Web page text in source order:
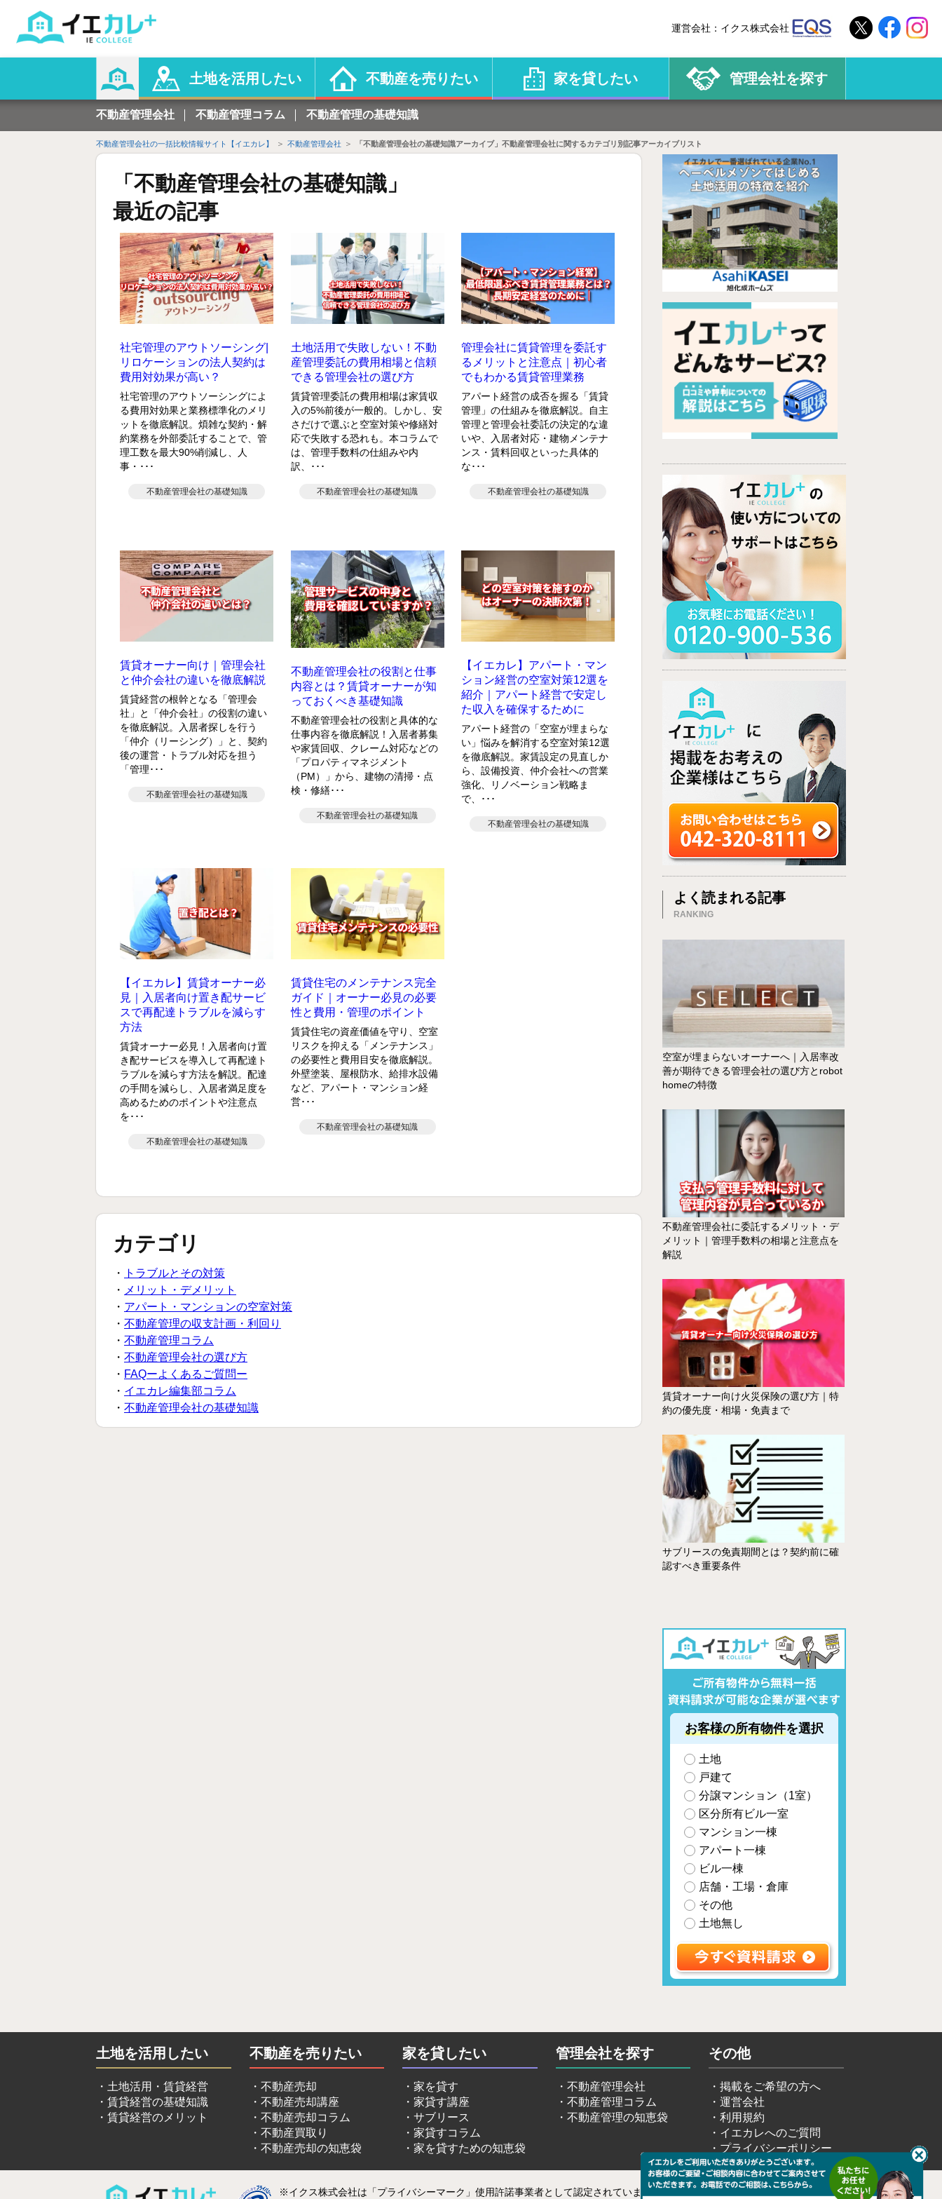
運営会社： イクス株式会社
土地を活用したい 不動産を売りたい 家を貸したい 管理会社を探す
不動産管理会社 不動産管理コラム 不動産管理の基礎知識
不動産管理会社の一括比較情報サイト【イエカレ】 不動産管理会社 「不動産管理会社の基礎知識アーカイブ」不動産管理会社に関するカテゴリ別記事アーカイブリスト
「 不動産管理会社の基礎知識 」
最近の記事
社宅管理のアウトソーシング|
リロケーションの法人契約は
費用対効果が高い？
社宅管理のアウトソーシングによ
る費用対効果と業務標準化のメリ
ットを徹底解説。煩雑な契約・解
約業務を外部委託することで、管
理工数を最大90%削減し、人
事・･･･
不動産管理会社の基礎知識
土地活用で失敗しない！不動
産管理委託の費用相場と信頼
できる管理会社の選び方
賃貸管理委託の費用相場は家賃収
入の5%前後が一般的。しかし、安
さだけで選ぶと空室対策や修繕対
応で失敗する恐れも。本コラムで
は、管理手数料の仕組みや内
訳、･･･
不動産管理会社の基礎知識
管理会社に賃貸管理を委託す
るメリットと注意点｜初心者
でもわかる賃貸管理業務
アパート経営の成否を握る「賃貸
管理」の仕組みを徹底解説。自主
管理と管理会社委託の決定的な違
いや、入居者対応・建物メンテナ
ンス・賃料回収といった具体的
な･･･
不動産管理会社の基礎知識
賃貸オーナー向け｜管理会社
と仲介会社の違いを徹底解説
賃貸経営の根幹となる「管理会
社」と「仲介会社」の役割の違い
を徹底解説。入居者探しを行う
「仲介（リーシング）」と、契約
後の運営・トラブル対応を担う
「管理･･･
不動産管理会社の基礎知識
不動産管理会社の役割と仕事
内容とは？賃貸オーナーが知
っておくべき基礎知識
不動産管理会社の役割と具体的な
仕事内容を徹底解説！入居者募集
や家賃回収、クレーム対応などの
「プロパティマネジメント
（PM）」から、建物の清掃・点
検・修繕･･･
不動産管理会社の基礎知識
【イエカレ】アパート・マン
ション経営の空室対策12選を
紹介｜アパート経営で安定し
た収入を確保するために
アパート経営の「空室が埋まらな
い」悩みを解消する空室対策12選
を徹底解説。家賃設定の見直しか
ら、設備投資、仲介会社への営業
強化、リノベーション戦略ま
で、･･･
不動産管理会社の基礎知識
【イエカレ】賃貸オーナー必
見｜入居者向け置き配サービ
スで再配達トラブルを減らす
方法
賃貸オーナー必見！入居者向け置
き配サービスを導入して再配達ト
ラブルを減らす方法を解説。配達
の手間を減らし、入居者満足度を
高めるためのポイントや注意点
を･･･
不動産管理会社の基礎知識
賃貸住宅のメンテナンス完全
ガイド｜オーナー必見の必要
性と費用・管理のポイント
賃貸住宅の資産価値を守り、空室
リスクを抑える「メンテナンス」
の必要性と費用目安を徹底解説。
外壁塗装、屋根防水、給排水設備
など、アパート・マンション経
営･･･
不動産管理会社の基礎知識
カテゴリ
・
トラブルとその対策
・ メリット・デメリット
・ アパート・マンションの空室対策
・ 不動産管理の収支計画・利回り
・ 不動産管理コラム
・ 不動産管理会社の選び方
・ FAQーよくあるご質問ー
・ イエカレ編集部コラム
・ 不動産管理会社の基礎知識
よく読まれる記事
RANKING
空室が埋まらないオーナーへ｜入居率改
善が期待できる管理会社の選び方とrobot
homeの特徴
不動産管理会社に委託するメリット・デ
メリット｜管理手数料の相場と注意点を
解説
賃貸オーナー向け火災保険の選び方｜特
約の優先度・相場・免責まで
サブリースの免責期間とは？契約前に確
認すべき重要条件
お客様の所有物件を選択
土地
戸建て
分譲マンション（1室）
区分所有ビル一室
マンション一棟
アパート一棟
ビル一棟
店舗・工場・倉庫
その他
土地無し
土地を活用したい
土地活用・賃貸経営
賃貸経営の基礎知識
賃貸経営のメリット
不動産を売りたい
不動産売却
不動産売却講座
不動産売却コラム
不動産買取り
不動産売却の知恵袋
家を貸したい
家を貸す
家貸す講座
サブリース
家貸すコラム
家を貸すための知恵袋
管理会社を探す
不動産管理会社
不動産管理コラム
不動産管理の知恵袋
その他
掲載をご希望の方へ
運営会社
利用規約
イエカレへのご質問
プライバシーポリシー
不動産情報の一括比較サイト【イエカレ】
※イクス株式会社は「プライバシーマーク」使用許諾事業者として認定されています。